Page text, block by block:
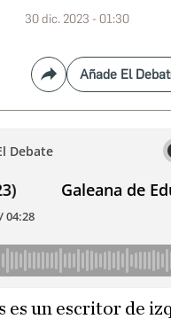
30 dic. 2023 - 01:30
Compartir
Añade El
es un escritor de